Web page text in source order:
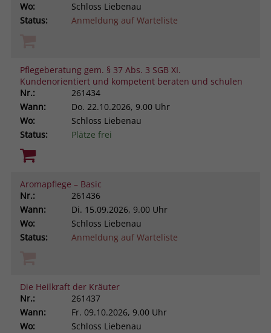
Wo:
Schloss Liebenau
Status:
Anmeldung auf Warteliste
Pflegeberatung gem. § 37 Abs. 3 SGB XI.
Kundenorientiert und kompetent beraten und schulen
Nr.:
261434
Wann:
Do. 22.10.2026, 9.00 Uhr
Wo:
Schloss Liebenau
Status:
Plätze frei
Aromapflege – Basic
Nr.:
261436
Wann:
Di. 15.09.2026, 9.00 Uhr
Wo:
Schloss Liebenau
Status:
Anmeldung auf Warteliste
Die Heilkraft der Kräuter
Nr.:
261437
Wann:
Fr. 09.10.2026, 9.00 Uhr
Wo:
Schloss Liebenau